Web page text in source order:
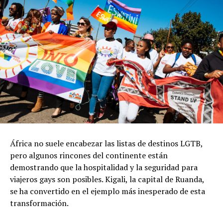
África no suele encabezar las listas de destinos LGTB,
pero algunos rincones del continente están
demostrando que la hospitalidad y la seguridad para
viajeros gays son posibles. Kigali, la capital de Ruanda,
se ha convertido en el ejemplo más inesperado de esta
transformación.